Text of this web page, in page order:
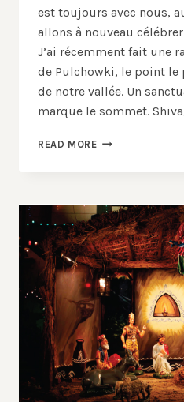
est toujours avec nous,
allons à nouveau
J’ai récemment fait une
de Pulchowki, le point le
de notre vallée. Un
marque le sommet.
READ MORENOUVELLES